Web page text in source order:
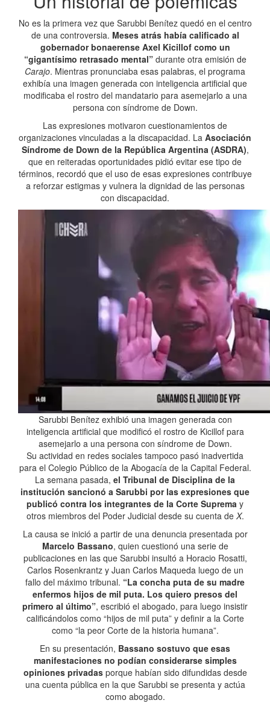
No es la primera vez que Sarubbi Benítez quedó en el centro
de una controversia. Meses atrás había calificado al
gobernador bonaerense Axel Kicillof como un
“gigantísimo retrasado mental” durante otra emisión de
Carajo. Mientras pronunciaba esas palabras, el programa
exhibía una imagen generada con inteligencia artificial que
modificaba el rostro del mandatario para asemejarlo a una
persona con síndrome de Down.
Las expresiones motivaron cuestionamientos de
organizaciones vinculadas a la discapacidad. La Asociación
Síndrome de Down de la República Argentina (ASDRA),
que en reiteradas oportunidades pidió evitar ese tipo de
términos, recordó que el uso de esas expresiones contribuye
a reforzar estigmas y vulnera la dignidad de las personas
con discapacidad.
Sarubbi Benítez exhibió una imagen generada con
inteligencia artificial que modificó el rostro de Kicillof para
asemejarlo a una persona con síndrome de Down.
Su actividad en redes sociales tampoco pasó inadvertida
para el Colegio Público de la Abogacía de la Capital Federal.
La semana pasada, el Tribunal de Disciplina de la
institución sancionó a Sarubbi por las expresiones que
publicó contra los integrantes de la Corte Suprema y
otros miembros del Poder Judicial desde su cuenta de X.
La causa se inició a partir de una denuncia presentada por
Marcelo Bassano, quien cuestionó una serie de
publicaciones en las que Sarubbi insultó a Horacio Rosatti,
Carlos Rosenkrantz y Juan Carlos Maqueda luego de un
fallo del máximo tribunal. “La concha puta de su madre
enfermos hijos de mil puta. Los quiero presos del
primero al último”, escribió el abogado, para luego insistir
calificándolos como “hijos de mil puta” y definir a la Corte
como “la peor Corte de la historia humana”.
En su presentación, Bassano sostuvo que esas
manifestaciones no podían considerarse simples
opiniones privadas porque habían sido difundidas desde
una cuenta pública en la que Sarubbi se presenta y actúa
como abogado.